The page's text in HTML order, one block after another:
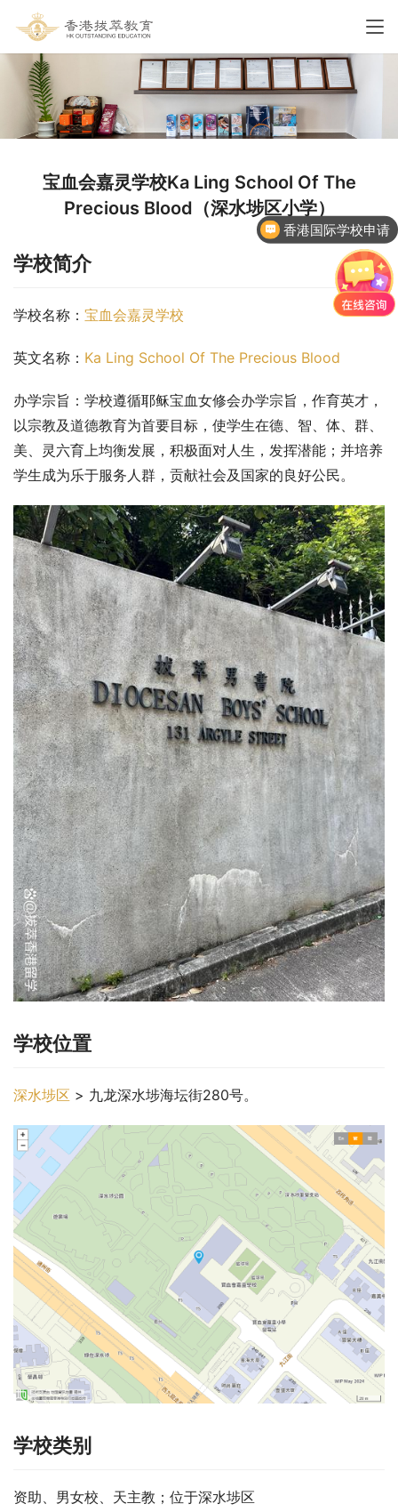
宝血会嘉灵学校Ka Ling School Of The
Precious Blood（深水埗区小学）
学校简介
学校名称： 宝血会嘉灵学校
英文名称： Ka Ling School Of The Precious Blood
办学宗旨：学校遵循耶稣宝血女修会办学宗旨，作育英才，
以宗教及道德教育为首要目标，使学生在德、智、体、群、
美、灵六育上均衡发展，积极面对人生，发挥潜能；并培养
学生成为乐于服务人群，贡献社会及国家的良好公民。
学校位置
深水埗区 > 九龙深水埗海坛街280号。
学校类别
资助、男女校、天主教；位于深水埗区
香港国际学校申请